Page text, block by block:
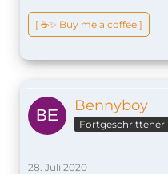
[ ☕️✨ Buy me a coffee ]
Bennyboy
Fortgeschrittener
28. Juli 2020